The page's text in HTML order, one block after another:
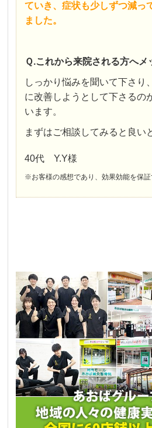
ていき、症状も少しずつ減っ
ました。
Ｑ.これから来院される方へメ
しっかり悩みを聞いて下さり
に改善しようとして下さるの
います。
まずはご相談してみると良い
40代 Y.Y様
※お客様の感想であり、効果効能を保証